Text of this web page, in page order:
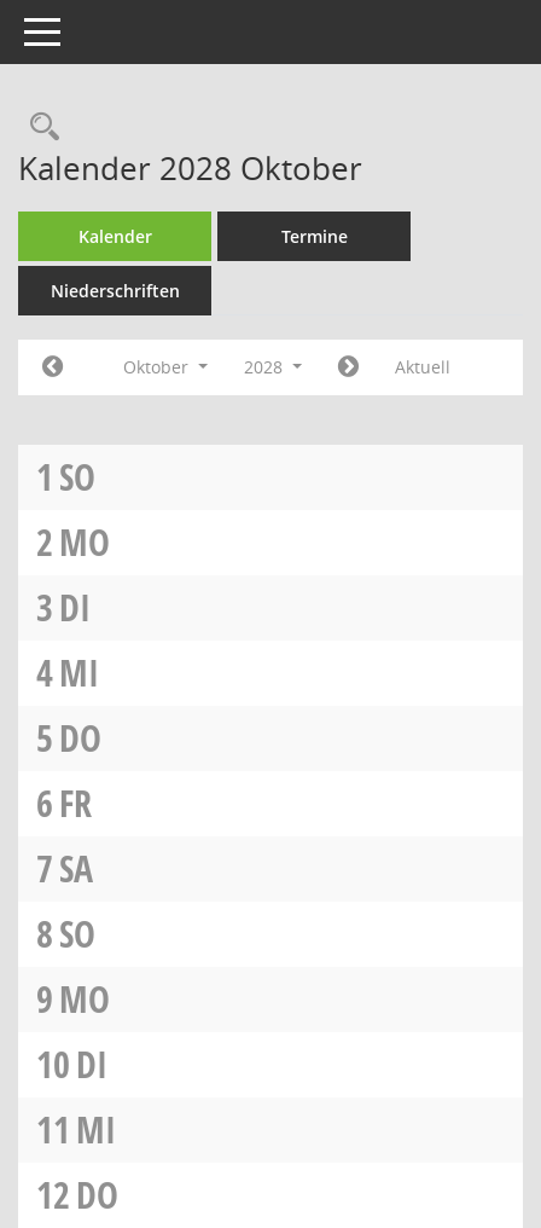
Toggle navigation
Rechercheauswahl
Kalender 2028 Oktober
Kalender Termine
Niederschriften
Oktober 2028 Aktuell
1 SO
2MO
3DI
4MI
5DO
6FR
7SA
8SO
9MO
10DI
11 MI
12DO